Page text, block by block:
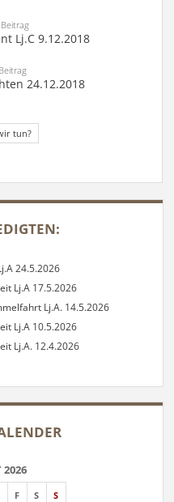
Lj.C 9.12.2018
24.12.2018
tun?
24.5.2026
Lj.A 17.5.2026
Lj.A. 14.5.2026
Lj.A 10.5.2026
Lj.A. 12.4.2026
2026
F S
S